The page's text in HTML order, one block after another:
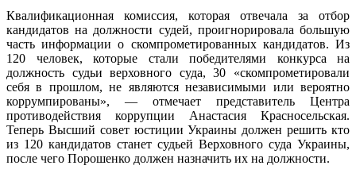
Квалификационная комиссия, которая отвечала за отбор
кандидатов на должности судей, проигнорировала большую
часть информации о скомпрометированных кандидатов. Из
120 человек, которые стали победителями конкурса на
должность судьи верховного суда, 30 «скомпрометировали
себя в прошлом, не являются независимыми или вероятно
коррумпированы», — отмечает представитель Центра
противодействия коррупции Анастасия Красносельская.
Теперь Высший совет юстиции Украины должен решить кто
из 120 кандидатов станет судьей Верховного суда Украины,
после чего Порошенко должен назначить их на должности.